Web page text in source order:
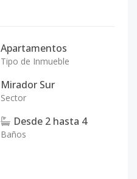
Apartamentos
Tipo de Inmueble
Mirador Sur
Sector
Desde 2 hasta 4
Baños